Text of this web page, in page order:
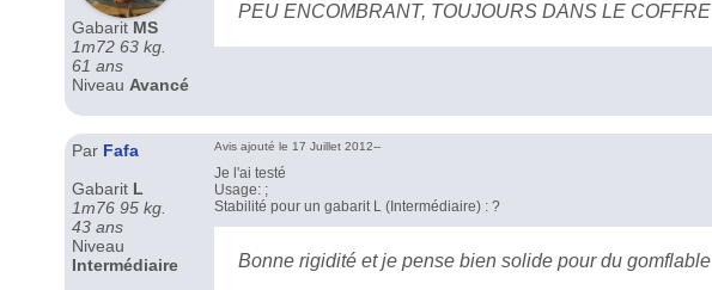
Gabarit MS
1m72 63 kg.
61 ans
Niveau Avancé
PEU ENCOMBRANT, TOUJOURS DANS LE COFFRE
Par Fafa
Gabarit L
1m76 95 kg.
43 ans
Niveau
Intermédiaire
Avis ajouté le 17 Juillet 2012--
Je l'ai testé
Usage: ;
Stabilité pour un gabarit L (Intermédiaire) : ?
Bonne rigidité et je pense bien solide pour du gomflable